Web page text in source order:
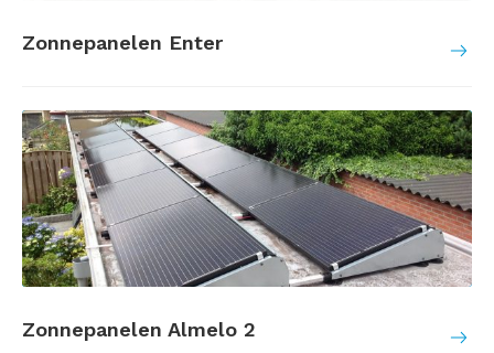
Zonnepanelen Enter
Zonnepanelen Almelo 2